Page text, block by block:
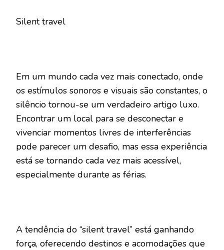
Silent travel
Em um mundo cada vez mais conectado, onde
os estímulos sonoros e visuais são constantes, o
silêncio tornou-se um verdadeiro artigo luxo.
Encontrar um local para se desconectar e
vivenciar momentos livres de interferências
pode parecer um desafio, mas essa experiência
está se tornando cada vez mais acessível,
especialmente durante as férias.
A tendência do “silent travel” está ganhando
força, oferecendo destinos e acomodações que